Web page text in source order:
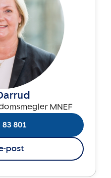
MNEF
83 801
post